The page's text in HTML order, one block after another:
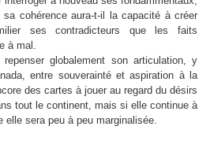
cohérence aura-t-il la capacité à créer
ses contradicteurs que les faits
à mal.
globalement son articulation, y
entre souverainté et aspiration à la
des cartes à jouer au regard du désirs
tout le continent, mais si elle continue à
elle sera peu à peu marginalisée.